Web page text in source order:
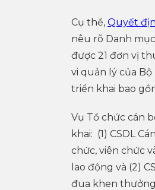
Cụ thể, Quyết
nêu rõ Danh mục
được 21 đơn vị
vi quản lý của Bộ
triển khai bao
Vụ Tổ chức cán
khai: (1) CSDL
chức, viên chức
lao động và (2)
đua khen